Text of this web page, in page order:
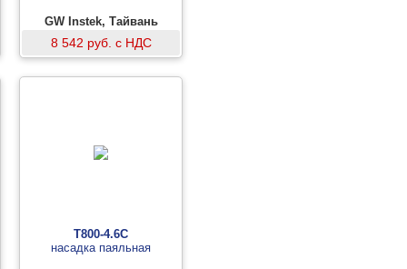
GW Instek, Тайвань
8 542 руб. с НДС
T800-4.6C
насадка паяльная